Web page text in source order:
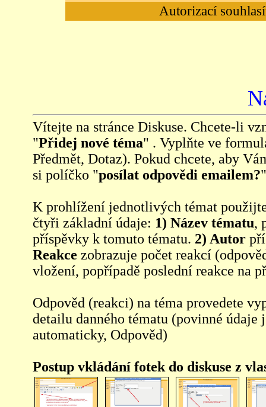
Autorizací
Vítejte na stránce Diskuse. Chcete-li
"Přidej nové téma" . Vyplňte ve
Předmět, Dotaz). Pokud chcete, aby
si políčko "posílat odpovědi emailem?
K prohlížení jednotlivých témat
čtyři základní údaje: 1) Název tématu,
příspěvky k tomuto tématu. 2) Autor
Reakce zobrazuje počet reakcí
vložení, popřípadě poslední reakce na
Odpověd (reakci) na téma provedete
detailu danného tématu (povinné údaje
automaticky, Odpověd)
Postup vkládání fotek do diskuse z